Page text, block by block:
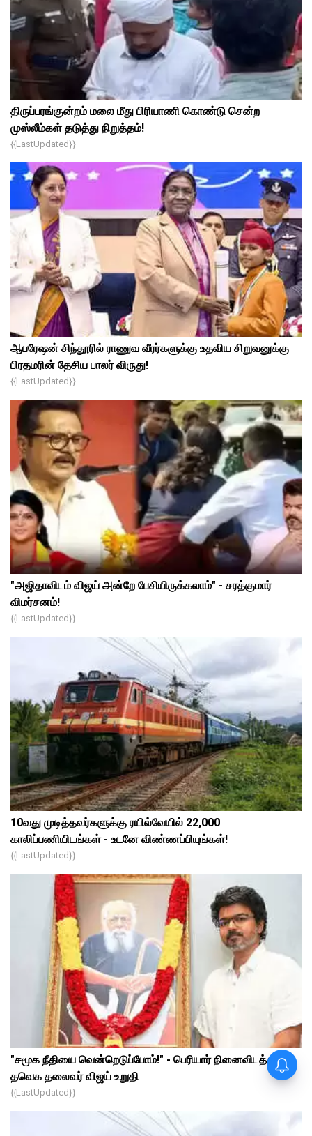
திருப்பரங்குன்றம் மலை மீது பிரியாணி கொண்டு சென்ற
முஸ்லீம்கள் தடுத்து நிறுத்தம்!
{{lastUpdated}}
ஆபரேஷன் சிந்தூரில் ராணுவ வீரர்களுக்கு உதவிய சிறுவனுக்கு
பிரதமரின் தேசிய பாலர் விருது!
{{lastUpdated}}
"அஜிதாவிடம் விஜய் அன்றே பேசியிருக்கலாம்" - சரத்குமார்
விமர்சனம்!
{{lastUpdated}}
10வது முடித்தவர்களுக்கு ரயில்வேயில் 22,000
காலிப்பணியிடங்கள் - உடனே விண்ணப்பியுங்கள்!
{{lastUpdated}}
"சமூக நீதியை வென்றெடுப்போம்!" - பெரியார் நினைவிடத்தில்
தவெக தலைவர் விஜய் உறுதி
{{lastUpdated}}